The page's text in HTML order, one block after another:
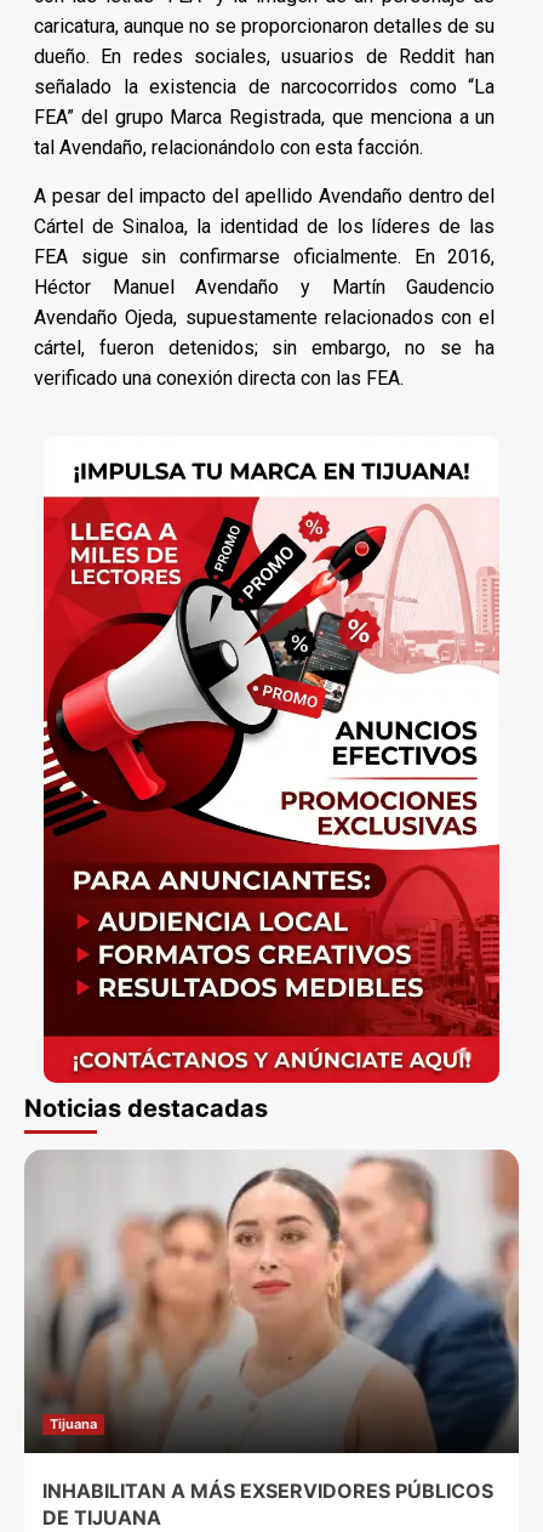
caricatura, aunque no se proporcionaron detalles de su
dueño. En redes sociales, usuarios de Reddit han
señalado la existencia de narcocorridos como “La
FEA” del grupo Marca Registrada, que menciona a un
tal Avendaño, relacionándolo con esta facción.
A pesar del impacto del apellido Avendaño dentro del
Cártel de Sinaloa, la identidad de los líderes de las
FEA sigue sin confirmarse oficialmente. En 2016,
Héctor Manuel Avendaño y Martín Gaudencio
Avendaño Ojeda, supuestamente relacionados con el
cártel, fueron detenidos; sin embargo, no se ha
verificado una conexión directa con las FEA.
Noticias destacadas
Tijuana
INHABILITAN A MÁS EXSERVIDORES PÚBLICOS
DE TIJUANA